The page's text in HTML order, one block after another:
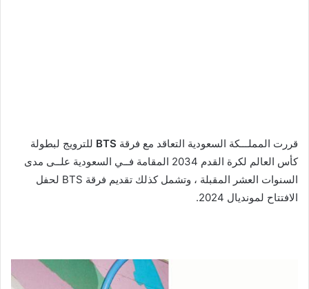
قررت المملـــكة السعودية التعاقد مع فرقة BTS للترويج لبطولة
كأس العالم لكرة القدم 2034 المقامة فــي السعودية علــى مدى
السنوات العشر المقبلة ، وتشمل كذلك تقديم فرقة BTS لحفل
الافتتاح لمونديال 2024.